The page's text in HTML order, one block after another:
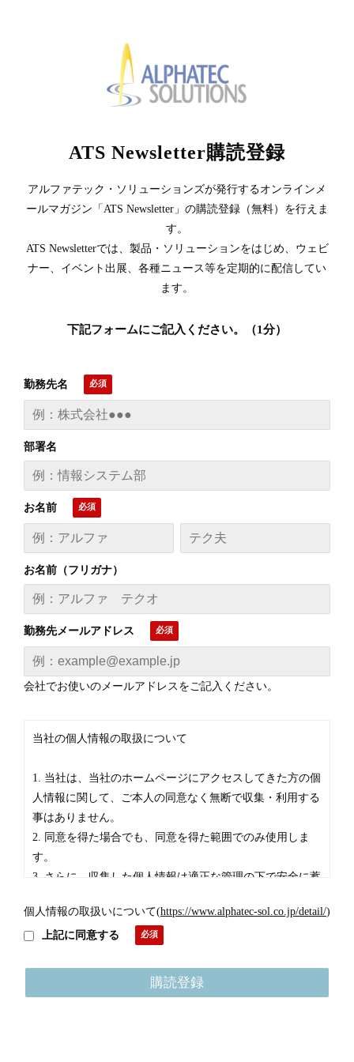
ATS Newsletter購読登録
アルファテック・ソリューションズが発行するオンラインメ
ールマガジン「ATS Newsletter」の購読登録（無料）を行えま
す。
ATS Newsletterでは、製品・ソリューションをはじめ、ウェビ
ナー、イベント出展、各種ニュース等を定期的に配信してい
ます。
下記フォームにご記入ください。（1分）
勤務先名
部署名
お名前
お名前（フリガナ）
勤務先メールアドレス
会社でお使いのメールアドレスをご記入ください。
当社の個人情報の取扱について
1. 当社は、当社のホームページにアクセスしてきた方の個
人情報に関して、ご本人の同意なく無断で収集・利用する
事はありません。
2. 同意を得た場合でも、同意を得た範囲でのみ使用しま
す。
3. さらに、収集した個人情報は適正な管理の下で安全に蓄
個人情報の利用目的について
お客様の個人情報は下記の目的に使用させていただきま
す。下記の目的以外で個人情報を使用する場合は、改めて
個人情報の取扱いについて(https://www.alphatec-sol.co.jp/detail/)
上記に同意する